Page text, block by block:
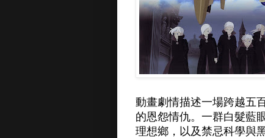
動畫劇情描述一場跨越五
的恩怨情仇。一群白髮藍
理想鄉，以及禁忌科學與